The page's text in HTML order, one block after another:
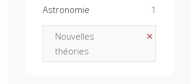
Astronomie
1
Nouvelles
théories